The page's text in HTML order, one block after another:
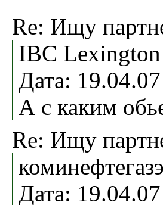
Re: Ищу
IBC
Дата:
А с каким
Re: Ищу
Дата: